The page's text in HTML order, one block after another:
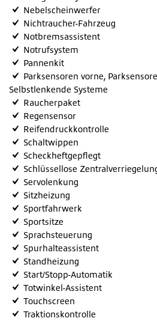
Nebelscheinwerfer
Nichtraucher-Fahrzeug
Notbremsassistent
Notrufsystem
Pannenkit
Parksensoren vorne,
Selbstlenkende Systeme
Raucherpaket
Regensensor
Reifendruckkontrolle
Schaltwippen
Scheckheftgepflegt
Schlüssellose
Servolenkung
Sitzheizung
Sportfahrwerk
Sportsitze
Sprachsteuerung
Spurhalteassistent
Standheizung
Start/Stopp-Automatik
Totwinkel-Assistent
Touchscreen
Traktionskontrolle